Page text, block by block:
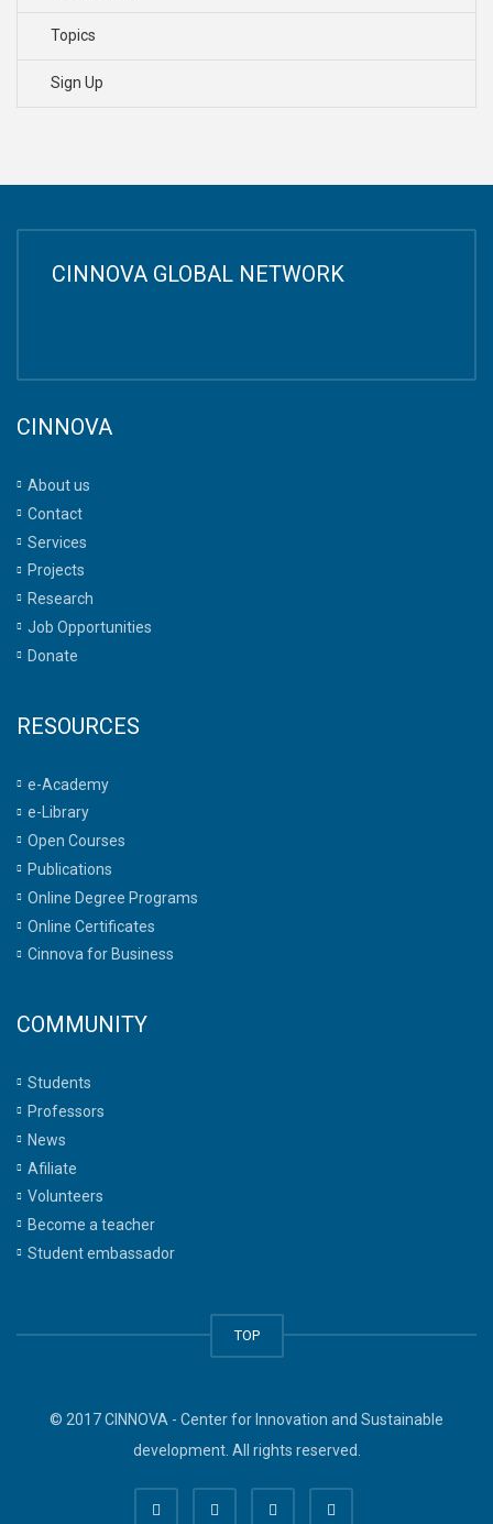
Topics
Sign Up
CINNOVA GLOBAL NETWORK
CINNOVA
About us
Contact
Services
Projects
Research
Job Opportunities
Donate
RESOURCES
e-Academy
e-Library
Open Courses
Publications
Online Degree Programs
Online Certificates
Cinnova for Business
COMMUNITY
Students
Professors
News
Afiliate
Volunteers
Become a teacher
Student embassador
TOP
© 2017 CINNOVA - Center for Innovation and Sustainable
development. All rights reserved.